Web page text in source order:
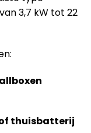
3,7 kW tot 22
thuisbatterij